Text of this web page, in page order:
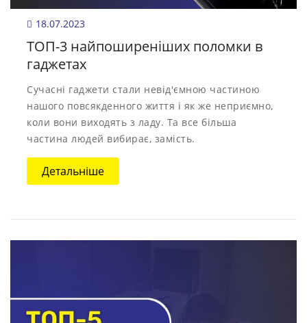
18.07.2023
ТОП-3 найпоширеніших поломки в
гаджетах
Сучасні гаджети стали невід'ємною частиною
нашого повсякденного життя і як же неприємно,
коли вони виходять з ладу. Та все більша
частина людей вибирає, замість.
Детальніше